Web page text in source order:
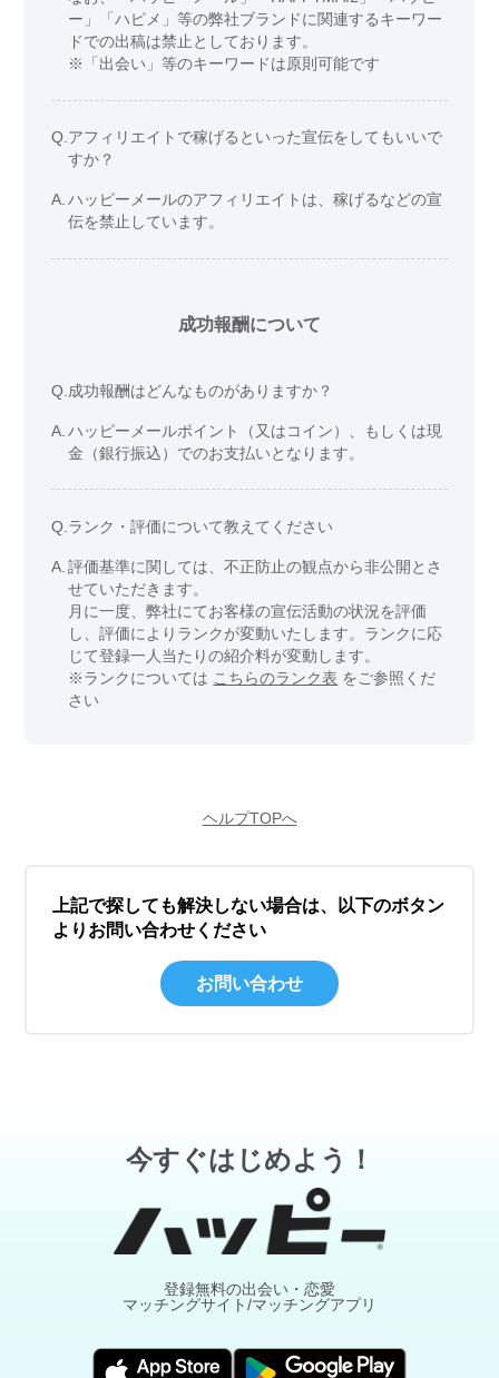
ー」「ハピメ」等の弊社ブランドに関連するキーワー
ドでの出稿は禁止としております。
※「出会い」等のキーワードは原則可能です
Q.アフィリエイトで稼げるといった宣伝をしてもいいで
すか？
A. ハッピーメールのアフィリエイトは、稼げるなどの宣
伝を禁止しています。
成功報酬について
Q. 成功報酬はどんなものがありますか？
A. ハッピーメールポイント（又はコイン）、もしくは現
金（銀行振込）でのお支払いとなります。
Q. ランク・評価について教えてください
A. 評価基準に関しては、不正防止の観点から非公開とさ
せていただきます。
月に一度、弊社にてお客様の宣伝活動の状況を評価
し、評価によりランクが変動いたします。ランクに応
じて登録一人当たりの紹介料が変動します。
※ランクについては こちらのランク表 をご参照くだ
さい
ヘルプTOPへ
上記で探しても解決しない場合は、以下のボタン
よりお問い合わせください
お問い合わせ
今すぐはじめよう！
登録無料の出会い・恋愛
マッチングサイト/マッチングアプリ